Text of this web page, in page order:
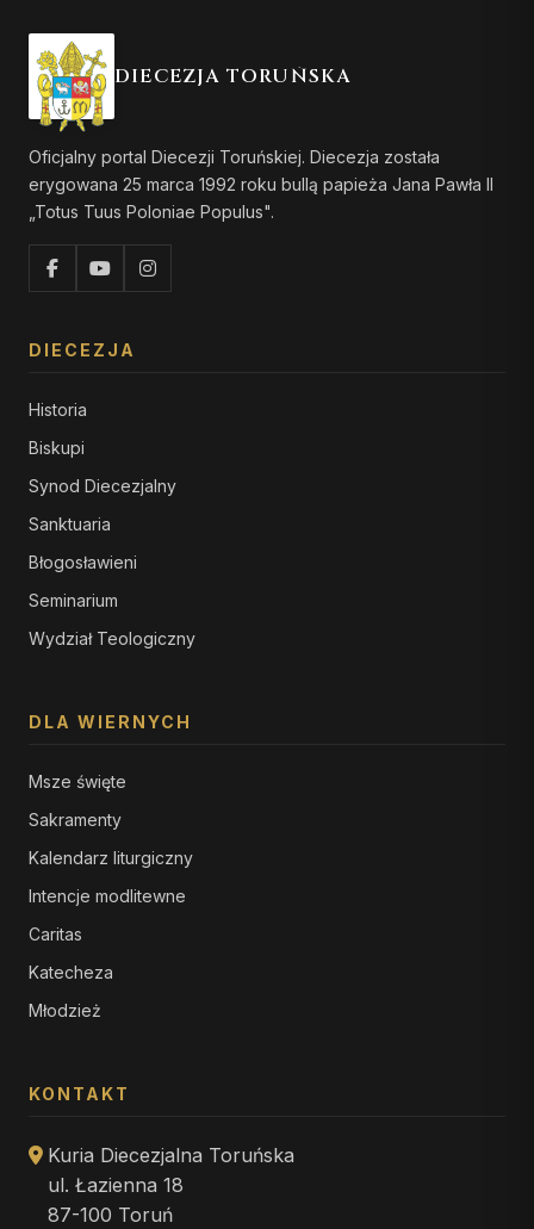
DIECEZJA TORUŃSKA
Oficjalny portal Diecezji Toruńskiej. Diecezja została
erygowana 25 marca 1992 roku bullą papieża Jana Pawła II
„Totus Tuus Poloniae Populus".
DIECEZJA
Historia
Biskupi
Synod Diecezjalny
Sanktuaria
Błogosławieni
Seminarium
Wydział Teologiczny
DLA WIERNYCH
Msze święte
Sakramenty
Kalendarz liturgiczny
Intencje modlitewne
Caritas
Katecheza
Młodzież
KONTAKT
Kuria Diecezjalna Toruńska
ul. Łazienna 18
87-100 Toruń